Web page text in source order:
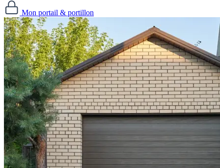
Mon portail & portillon